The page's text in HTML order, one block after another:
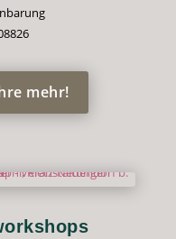
mehr!